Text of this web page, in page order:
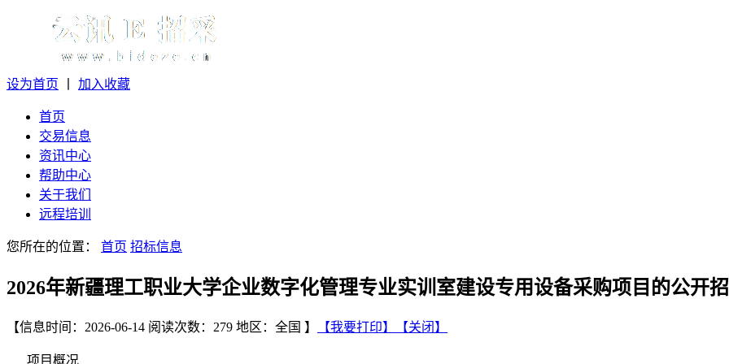
设为首页 加入收藏
首页
交易信息
资讯中心
帮助中心
关于我们
远程培训
您所在的位置： 首页 招标信息
2026年新疆理工职业大学企业数字化管理专业实训室建设专用设备采购项目的公开
【信息时间：2026-06-14 阅读次数：279 地区：全国 】 【我要打印】 【关闭】
项目概况